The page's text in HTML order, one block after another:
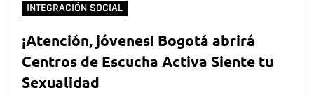
INTEGRACIÓN SOCIAL
¡Atención, jóvenes! Bogotá abrirá
Centros de Escucha Activa Siente tu
Sexualidad